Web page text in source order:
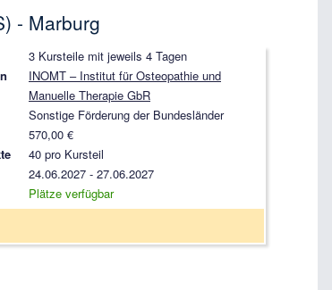
- Marburg
3 Kursteile mit jeweils 4 Tagen
INOMT – Institut für Osteopathie und
Manuelle Therapie GbR
Sonstige Förderung der Bundesländer
570,00 €
40 pro Kursteil
24.06.2027 - 27.06.2027
Plätze verfügbar